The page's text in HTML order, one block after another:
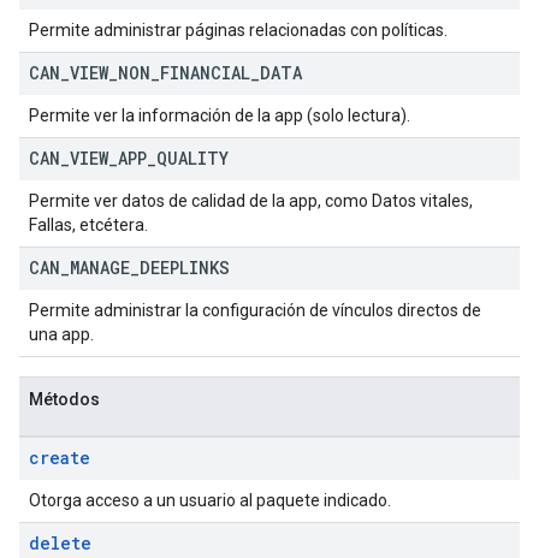
Permite administrar páginas relacionadas con políticas.
CAN VIEW_ NON FINANCIAL DATA
Permite ver la información de la app (solo lectura).
CAN VIEW_ APP QUALITY
Permite ver datos de calidad de la app, como Datos vitales,
Fallas, etcétera.
CAN MANAGE DEEPLINKS
Permite administrar la configuración de vínculos directos de
una app.
Métodos
create
Otorga acceso a un usuario al paquete indicado.
delete